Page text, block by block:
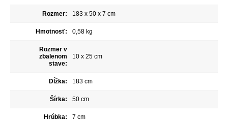
Rozmer: 183 x 50 x 7 cm
Hmotnosť: 0,58 kg
Rozmer v
zbalenom
stave:
10 x 25 cm
Dĺžka: 183 cm
Šírka: 50 cm
Hrúbka: 7 cm